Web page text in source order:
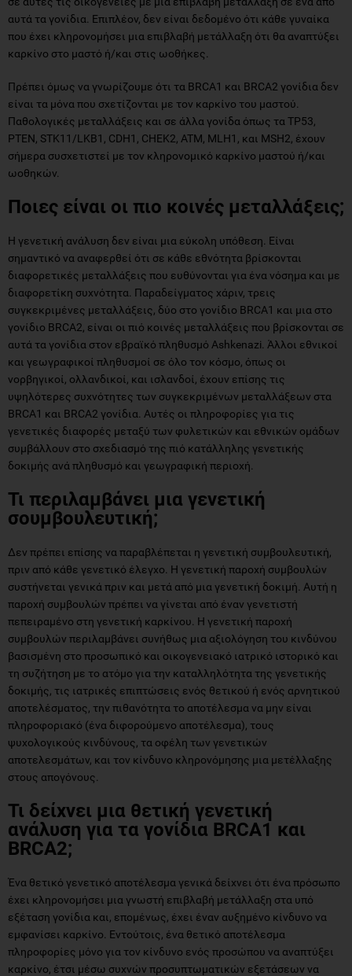
αυτά τα γονίδια. Επιπλέον, δεν είναι δεδομένο ότι κάθε γυναίκα
που έχει κληρονομήσει μια επιβλαβή μετάλλαξη ότι θα αναπτύξει
καρκίνο στο μαστό ή/και στις ωοθήκες.
Πρέπει όμως να γνωρίζουμε ότι τα BRCA1 και BRCA2 γονίδια δεν
είναι τα μόνα που σχετίζονται με τον καρκίνο του μαστού.
Παθολογικές μεταλλάξεις και σε άλλα γονίδα όπως τα TP53,
PTEN, STK11/LKB1, CDH1, CHEK2, ATM, MLH1, και MSH2, έχουν
σήμερα συσχετιστεί με τον κληρονομικό καρκίνο μαστού ή/και
ωοθηκών.
Ποιες είναι οι πιο κοινές μεταλλάξεις;
Η γενετική ανάλυση δεν είναι μια εύκολη υπόθεση. Είναι
σημαντικό να αναφερθεί ότι σε κάθε εθνότητα βρίσκονται
διαφορετικές μεταλλάξεις που ευθύνονται για ένα νόσημα και με
διαφορετίκη συχνότητα. Παραδείγματος χάριν, τρεις
συγκεκριμένες μεταλλάξεις, δύο στο γονίδιο BRCA1 και μια στο
γονίδιο BRCA2, είναι οι πιό κοινές μεταλλάξεις που βρίσκονται σε
αυτά τα γονίδια στον εβραϊκό πληθυσμό Ashkenazi. Άλλοι εθνικοί
και γεωγραφικοί πληθυσμοί σε όλο τον κόσμο, όπως οι
νορβηγικοί, ολλανδικοί, και ισλανδοί, έχουν επίσης τις
υψηλότερες συχνότητες των συγκεκριμένων μεταλλάξεων στα
BRCA1 και BRCA2 γονίδια. Αυτές οι πληροφορίες για τις
γενετικές διαφορές μεταξύ των φυλετικών και εθνικών ομάδων
συμβάλλουν στο σχεδιασμό της πιό κατάλληλης γενετικής
δοκιμής ανά πληθυσμό και γεωγραφική περιοχή.
Τι περιλαμβάνει μια γενετική
σουμβουλευτική;
Δεν πρέπει επίσης να παραβλέπεται η γενετική συμβουλευτική,
πριν από κάθε γενετικό έλεγχο. Η γενετική παροχή συμβουλών
συστήνεται γενικά πριν και μετά από μια γενετική δοκιμή. Αυτή η
παροχή συμβουλών πρέπει να γίνεται από έναν γενετιστή
πεπειραμένο στη γενετική καρκίνου. Η γενετική παροχή
συμβουλών περιλαμβάνει συνήθως μια αξιολόγηση του κινδύνου
βασισμένη στο προσωπικό και οικογενειακό ιατρικό ιστορικό και
τη συζήτηση με το ατόμο για την καταλληλότητα της γενετικής
δοκιμής, τις ιατρικές επιπτώσεις ενός θετικού ή ενός αρνητικού
αποτελέσματος, την πιθανότητα το αποτέλεσμα να μην είναι
πληροφοριακό (ένα διφορούμενο αποτέλεσμα), τους
ψυχολογικούς κινδύνους, τα οφέλη των γενετικών
αποτελεσμάτων, και τον κίνδυνο κληρονόμησης μια μετέλλαξης
στους απογόνους.
Τι δείχνει μια θετική γενετική
ανάλυση για τα γονίδια BRCA1 και
BRCA2;
Ένα θετικό γενετικό αποτέλεσμα γενικά δείχνει ότι ένα πρόσωπο
έχει κληρονομήσει μια γνωστή επιβλαβή μετάλλαξη στα υπό
εξέταση γονίδια και, επομένως, έχει έναν αυξημένο κίνδυνο να
εμφανίσει καρκίνο. Εντούτοις, ένα θετικό αποτέλεσμα
πληροφορίες μόνο για τον κίνδυνο ενός προσώπου να αναπτύξει
καρκίνο, έτσι μέσω συχνών προσυπτωματικών εξετάσεων να